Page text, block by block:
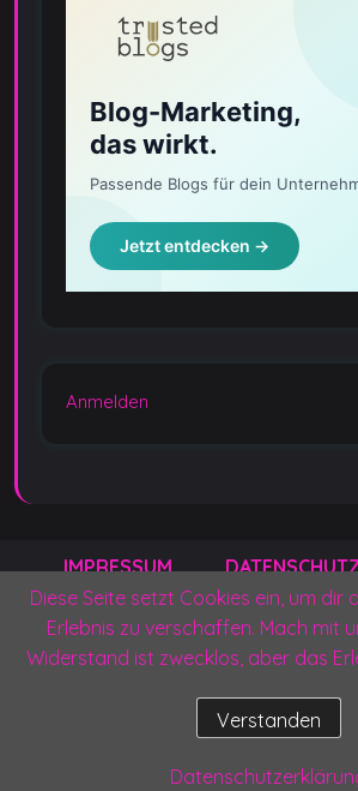
Anmelden
IMPRESSUM
KONTAKT
GEDANKENSCHILD
© 2025 Gedankenschild – Eine Welt aus
Designed by: Yvi &
Diese Seite setzt Cookies ein, um dir
Erlebnis zu verschaffen. Mach mit
Widerstand ist zwecklos, aber das
Verstanden